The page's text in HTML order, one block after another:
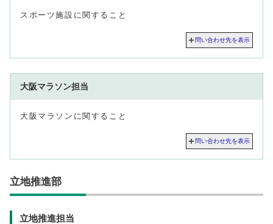
スポーツ施設に関すること
問い合わせ先を表示
大阪マラソン担当
大阪マラソンに関すること
問い合わせ先を表示
立地推進部
立地推進担当